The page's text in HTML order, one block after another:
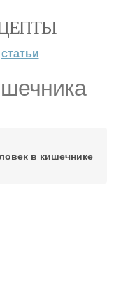
статьи
в кишечнике